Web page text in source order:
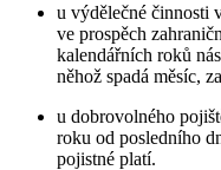
u výdělečné činnosti
ve prospěch
kalendářních roků
něhož spadá měsíc,
u dobrovolného
roku od posledního
pojistné platí.